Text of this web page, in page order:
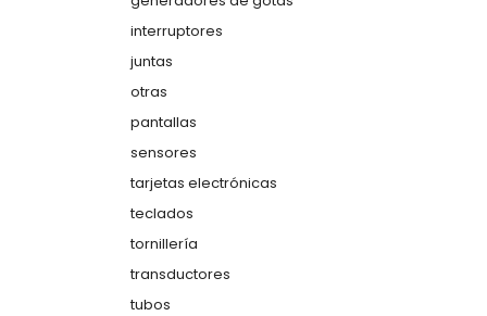
interruptores
juntas
otras
pantallas
sensores
tarjetas electrónicas
teclados
tornillería
transductores
tubos